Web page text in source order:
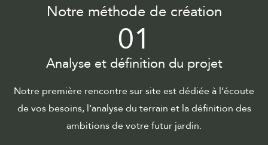
Notre méthode de création
01
Analyse et définition du projet
Notre première rencontre sur site est dédiée à l’écoute
de vos besoins, l’analyse du terrain et la définition des
ambitions de votre futur jardin.